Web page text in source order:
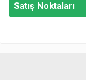
Satış Noktaları